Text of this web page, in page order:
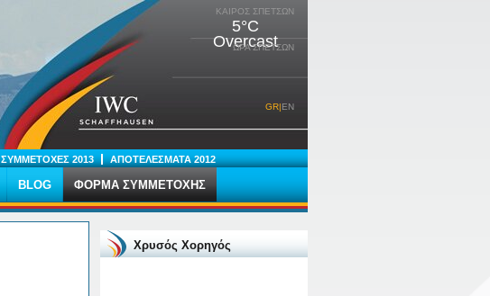
ΚΑΙΡΟΣ ΣΠΕΤΣΩΝ
5°C
Overcast
ΩΡΑ ΣΠΕΤΣΩΝ
GR|EN
ΣΥΜΜΕΤΟΧΕΣ 2013 ΑΠΟΤΕΛΕΣΜΑΤΑ 2012
BLOG ΦΟΡΜΑ ΣΥΜΜΕΤΟΧΗΣ
Χρυσός Χορηγός